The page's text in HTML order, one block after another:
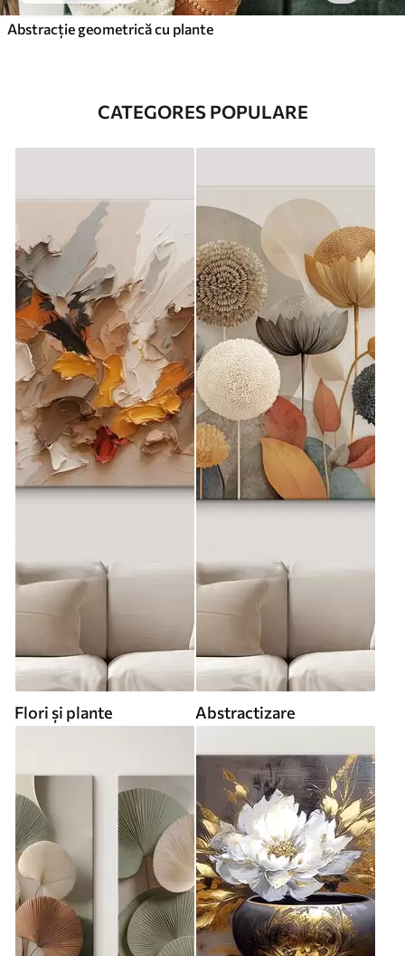
Abstracție geometrică cu plante
CATEGORES POPULARE
Flori și plante Abstractizare